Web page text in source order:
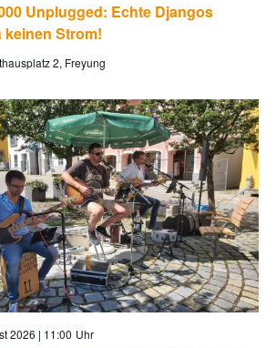
Unplugged: Echte Djangos
keinen Strom!
2, Freyung
2026 | 11:00